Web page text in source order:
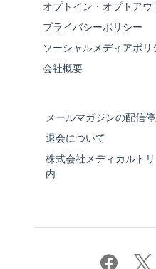
オプトイン・オプトアウ
プライバシーポリシー
ソーシャルメディアポリ
会社概要
メールマガジンの配信
退会について
株式会社メディカルト
内